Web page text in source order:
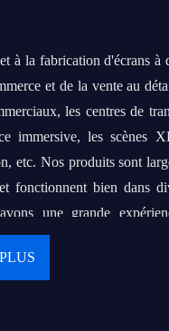
à la fabrication d'écrans à
et de la vente au
les centres de
immersive, les scènes
etc. Nos produits sont
fonctionnent bien dans
une grande